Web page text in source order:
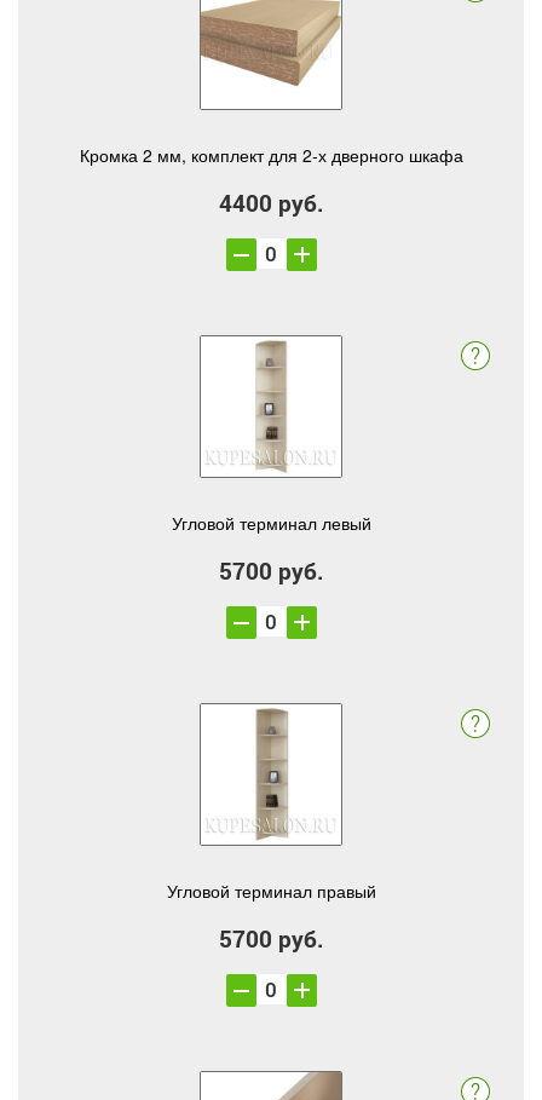
Кромка 2 мм, комплект для 2-х дверного шкафа
4400 руб.
Угловой терминал левый
5700 руб.
Угловой терминал правый
5700 руб.